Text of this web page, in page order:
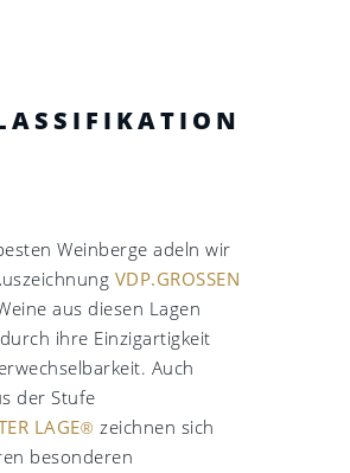
Weinberge adeln wir
VDP.GROSSEN
aus diesen Lagen
ihre Einzigartigkeit
Auch
der Stufe
LAGE® zeichnen sich
besonderen